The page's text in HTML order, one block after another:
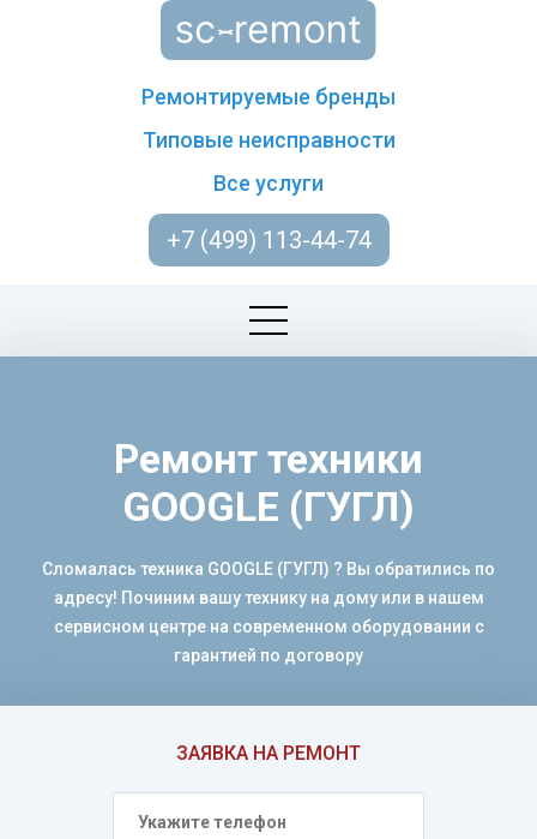
Ремонтируемые бренды
Типовые неисправности
Все услуги
+7 (499) 113-44-74
ЗАЯВКА НА РЕМОНТ
Ремонт техники
GOOGLE (ГУГЛ)
Сломалась техника GOOGLE (ГУГЛ) ? Вы обратились по
адресу! Починим вашу технику на дому или в нашем
сервисном центре на современном оборудовании с
гарантией по договору